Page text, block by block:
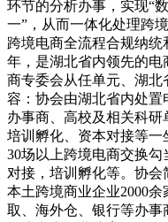
环节的分析办事，实现“
一”，从而一体化处理跨
跨境电商全流程合规纳统
年，是湖北省内领先的
商专委会从任单元、湖
容：协会由湖北省内处置
办事商、高校及相关科研
培训孵化、资本对接等
30场以上跨境电商交换
对接，培训孵化等。协会
本土跨境商业企业2000
取、海外仓、银行等办